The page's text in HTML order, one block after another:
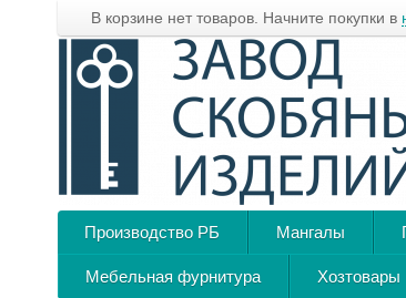
В корзине нет товаров. Начните покупки в
Производство РБ Мангалы
Мебельная фурнитура Хозтовары